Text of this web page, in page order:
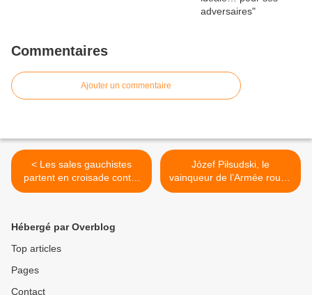
Commentaires
Ajouter un commentaire
< Les sales gauchistes
partent en croisade contre
le rugby
Józef Piłsudski, le
vainqueur de l’Armée rouge
>
Hébergé par Overblog
Top articles
Pages
Contact